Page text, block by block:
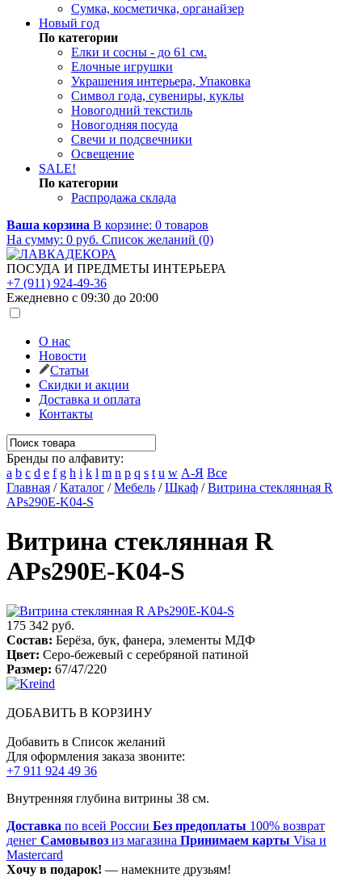
Сумка, косметичка, органайзер
Новый год
По категории
Елки и сосны - до 61 см.
Елочные игрушки
Украшения интерьера, Упаковка
Символ года, сувениры, куклы
Новогодний текстиль
Новогодняя посуда
Свечи и подсвечники
Освещение
SALE!
По категории
Распродажа склада
Ваша корзина В корзине: 0 товаров
На сумму: 0 руб. Список желаний (0)
ПОСУДА И ПРЕДМЕТЫ ИНТЕРЬЕРА
+7 (911) 924-49-36
Ежедневно с 09:30 до 20:00
О нас
Новости
Статьи
Скидки и акции
Доставка и оплата
Контакты
Бренды по алфавиту:
a b c d e f g h i k l m n p q s t u w А-Я Все
Главная /Каталог /Мебель /Шкаф /Витрина стеклянная R
APs290E-K04-S
Витрина стеклянная R
APs290E-K04-S
175 342 руб.
Состав: Берёза, бук, фанера, элементы МДФ
Цвет: Серо-бежевый с серебряной патиной
Размер: 67/47/220
ДОБАВИТЬ В КОРЗИНУ
Добавить в Список желаний
Для оформления заказа звоните:
+7 911 924 49 36
Внутренняя глубина витрины 38 см.
Доставка по всей России Без предоплаты 100% возврат
денег Самовывоз из магазина Принимаем карты Visa и
Mastercard
Хочу в подарок! — намекните друзьям!